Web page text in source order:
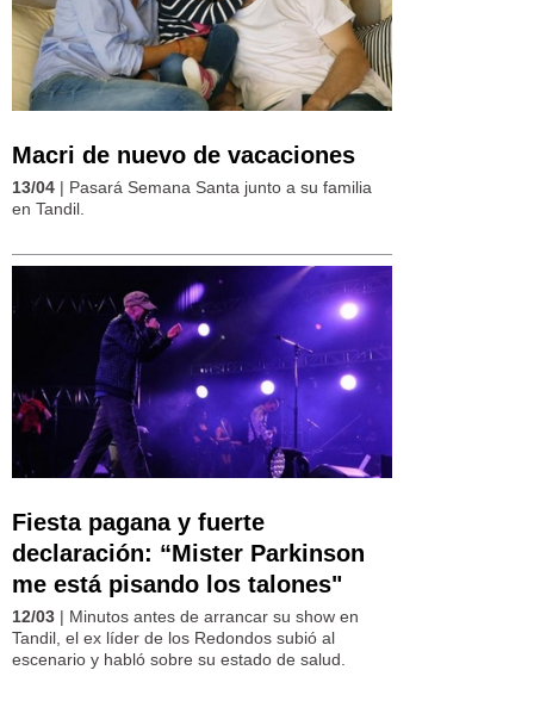
Macri de nuevo de vacaciones
13/04 | Pasará Semana Santa junto a su familia
en Tandil.
Fiesta pagana y fuerte
declaración: “Mister Parkinson
me está pisando los talones"
12/03 | Minutos antes de arrancar su show en
Tandil, el ex líder de los Redondos subió al
escenario y habló sobre su estado de salud.